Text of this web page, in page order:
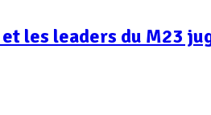
les leaders du M23